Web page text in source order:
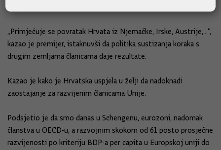
„Primjećuje se povratak Hrvata iz Njemačke, Irske, Austrije,…“,
kazao je premijer, istaknuvši da politika sustizanja koraka s
drugim zemljama članicama daje rezultate.
Kazao je kako je Hrvatska uspjela u želji da nadoknadi
zaostajanje za razvijenim članicama Unije.
Podsjetio je da smo danas u Schengenu, eurozoni, nadomak
članstva u OECD-u, a razvojnim skokom od 61 posto prosječne
razvijenosti po kriteriju BDP-a per capita u Europskoj uniji do